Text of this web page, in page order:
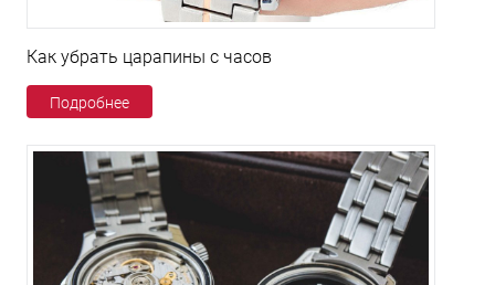
Как убрать царапины с часов
Подробнее